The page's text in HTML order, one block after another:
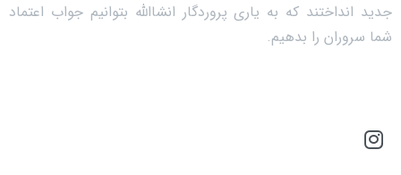
جدید انداختند که به یاری پروردگار انشاالله بتوانیم جواب اعتماد
شما سروران را بدهیم.